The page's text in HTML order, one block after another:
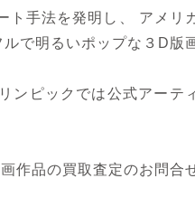
ジェームス・リジィ
Junkyard cats
ト手法を発明し、 アメリ
で明るいポップな３D版
ンピックでは公式アーテ
作品の買取査定のお問合